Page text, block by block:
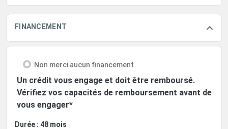
FINANCEMENT
Non merci aucun financement
Un crédit vous engage et doit être remboursé.
Vérifiez vos capacités de remboursement avant de
vous engager*
Durée : 48 mois